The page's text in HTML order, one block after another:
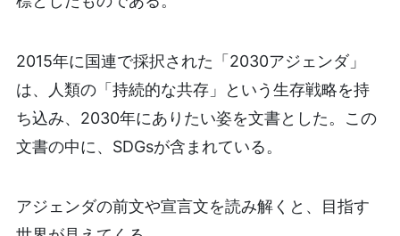
2015年に国連で採択された「2030アジェンダ」
は、人類の「持続的な共存」という生存戦略を持
ち込み、2030年にありたい姿を文書とした。この
文書の中に、SDGsが含まれている。
アジェンダの前文や宣言文を読み解くと、目指す